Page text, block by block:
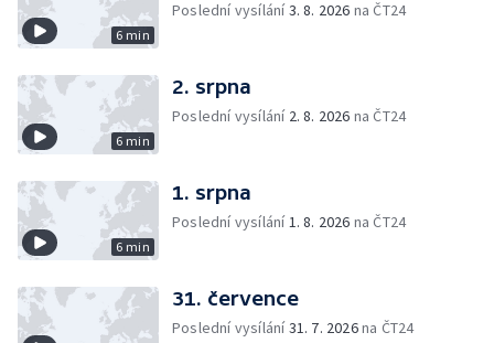
6 min
Poslední vysílání3. 8. 2026 na ČT24
6 min
2. srpna
Poslední vysílání 2. 8. 2026 na ČT24
6 min
1. srpna
Poslední vysílání1. 8. 2026 na ČT24
31. července
Poslední vysílání31. 7. 2026na ČT24